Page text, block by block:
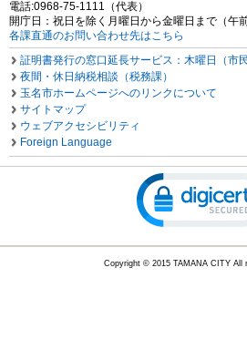
電話:0968-75-1111（代表）
開庁日：祝日を除く月曜日から金曜日まで（午
各課直通のお問い合わせ先はこちら
証明書発行の窓口延長サービス：木曜日（市民
夜間・休日納税相談（税務課）
玉名市ホームページへのリンクについて
サイトマップ
ウェブアクセシビリティ
Foreign Language
Copyright © 2015 TAMANA CITY All